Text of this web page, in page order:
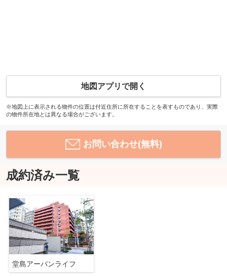
地図アプリで開く
※地図上に表示される物件の位置は付近住所に所在することを表すものであり、実際
の物件所在地とは異なる場合がございます。
お問い合わせ(無料)
成約済み一覧
堂島アーバンライフ